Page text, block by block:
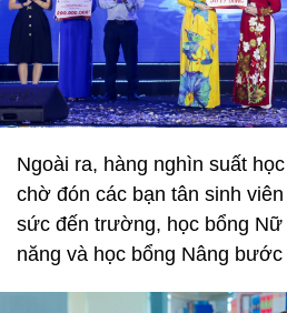
Ngoài ra, hàng nghìn suất
chờ đón các bạn tân sinh
sức đến trường, học bổng Nữ
năng và học bổng Nâng bước